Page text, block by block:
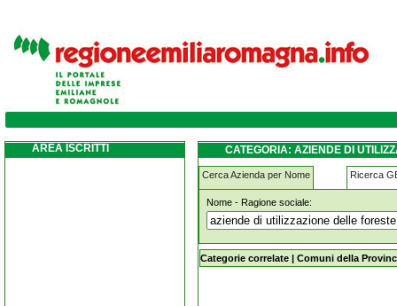
aziende-di-utilizzazione-delle-foreste-e-
AREA ISCRITTI CATEGORIA: AZIENDE DI
Cerca Azienda per Nome Ricerca
Nome - Ragione sociale:
aziende-di-utilizzazione-delle-
Categorie correlate | Comuni della